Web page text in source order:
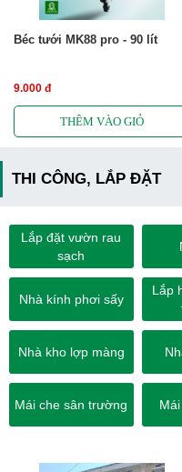
Béc tưới MK88 pro - 90 lít
9.000 đ
THI CÔNG, LẮP ĐẶT
Lắp đặt vườn rau
sạch
Nhà kính phơi sấy
Lắp
Nhà kho lợp màng
Mái che sân trường